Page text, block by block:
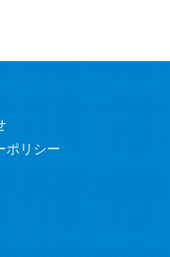
ポリシー